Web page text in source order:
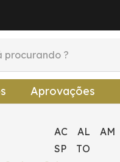
Aprovações
AC AL AM
SP
TO